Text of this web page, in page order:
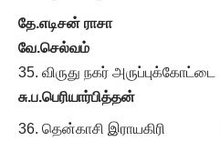
தே.எடிசன் ராசா
வே.செல்வம்
விருது நகர்
சு.ப.பெரியார்பித்தன்
தென்காசி இராயகிரி